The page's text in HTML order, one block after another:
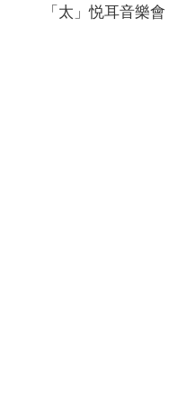
「太」悦耳音樂會